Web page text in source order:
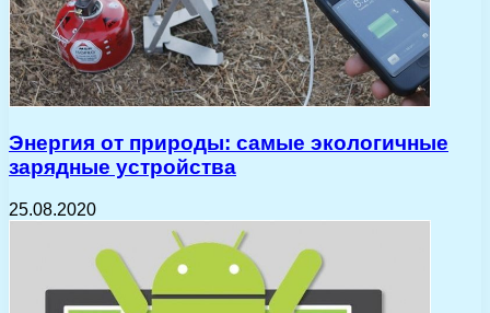
Энергия от природы: самые экологичные
зарядные устройства
25.08.2020